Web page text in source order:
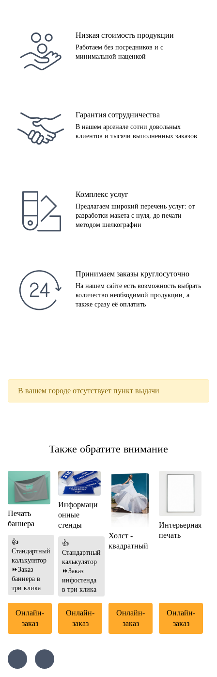
Низкая стоимость продукции
Работаем без посредников и с
минимальной наценкой
Гарантия сотрудничества
В нашем арсенале сотни довольных
клиентов и тысячи выполненных заказов
Комплекс услуг
Предлагаем широкий перечень услуг: от
разработки макета с нуля, до печати
методом шелкографии
Принимаем заказы круглосуточно
На нашем сайте есть возможность выбрать
количество необходимой продукции, а
также сразу её оплатить
В вашем городе отсутствует пункт выдачи
Также обратите внимание
Печать
баннера
👍
Стандартный
калькулятор
⏩Заказ
баннера в
три клика
Онлайн-
заказ
Информаци
онные
стенды
👍
Стандартный
калькулятор
⏩Заказ
инфостенда
в три клика
Онлайн-
заказ
Холст -
квадратный
Онлайн-
заказ
Интерьерная
печать
Онлайн-
заказ